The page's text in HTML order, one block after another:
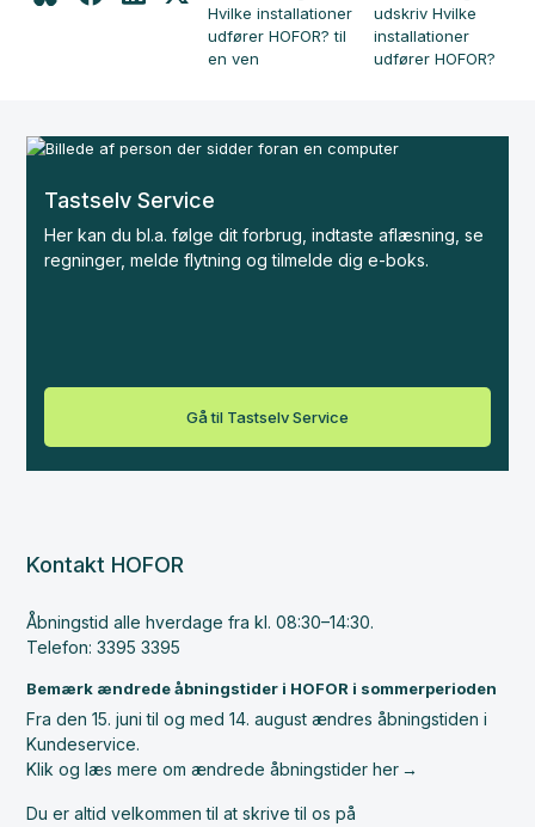
Tastselv Service
Her kan du bl.a. følge dit forbrug, indtaste aflæsning, se
regninger, melde flytning og tilmelde dig e-boks.
Gå til Tastselv Service
Kontakt HOFOR
Åbningstid alle hverdage fra kl. 08:30–14:30.
Telefon: 3395 3395
Bemærk ændrede åbningstider i HOFOR i sommerperioden
Fra den 15. juni til og med 14. august ændres åbningstiden i
Kundeservice.
Klik og læs mere om ændrede åbningstider her
Du er altid velkommen til at skrive til os på